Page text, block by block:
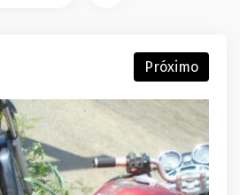
Próximo